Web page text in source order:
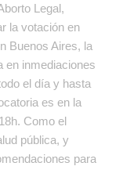
Legal,
la votación en
Buenos Aires, la
en inmediaciones
el día y hasta
es en la
Como el
pública, y
para